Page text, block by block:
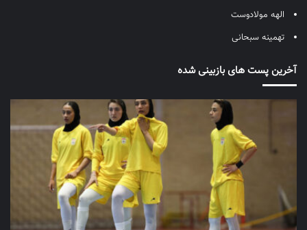
الهه مولادوست
تهمینه سبحانی
آخرین پست های بازبینی شده